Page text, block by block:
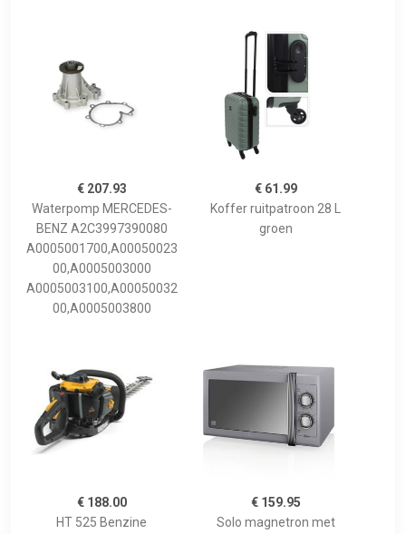
€ 207.93
Waterpomp MERCEDES-
BENZ A2C3997390080
A0005001700,A00050023
00,A0005003000
A0005003100,A00050032
00,A0005003800
€ 61.99
Koffer ruitpatroon 28 L
groen
€ 188.00
HT 525 Benzine
€ 159.95
Solo magnetron met